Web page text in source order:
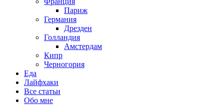
Париж
Германия
Дрезден
Голландия
Амстердам
Кипр
Черногория
Еда
Лайфхаки
Все статьи
Обо мне